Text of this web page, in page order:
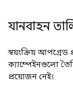
যানবাহন
স্বয়ংক্রিয় আপগ্রেড
ক্যাম্পেইনগুলো
প্রয়োজন নেই।